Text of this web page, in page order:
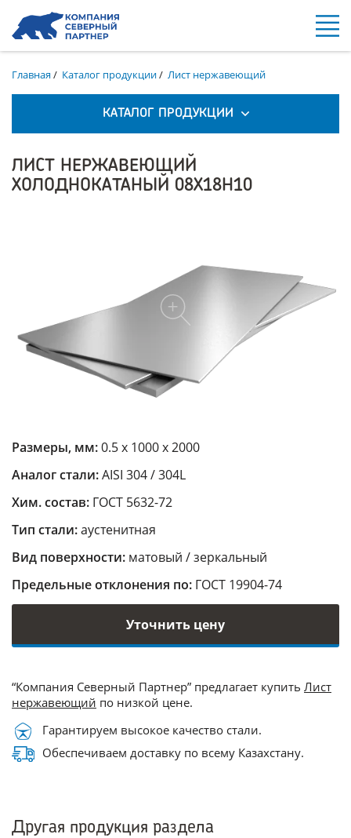
Главная/ Каталог продукции/ Лист нержавеющий
КАТАЛОГ ПРОДУКЦИИ
ЛИСТ НЕРЖАВЕЮЩИЙ
ХОЛОДНОКАТАНЫЙ 08Х18Н10
Размеры, мм:0.5 х 1000 х 2000
Аналог стали:AISI 304 / 304L
Хим. состав: ГОСТ 5632-72
Тип стали:аустенитная
Вид поверхности: матовый / зеркальный
Предельные отклонения по: ГОСТ 19904-74
Уточнить цену
“Компания Северный Партнер” предлагает купить Лист
нержавеющий по низкой цене.
Гарантируем высокое качество стали.
Обеспечиваем доставку по всему Казахстану.
Другая продукция раздела